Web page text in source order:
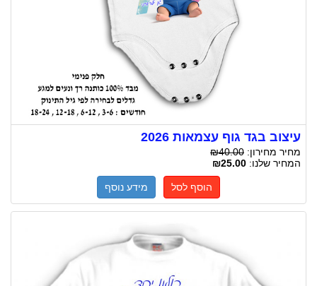
עיצוב בגד גוף עצמאות 2026
מחיר מחירון: ₪40.00
המחיר שלנו: ₪25.00
הוסף לסל מידע נוסף